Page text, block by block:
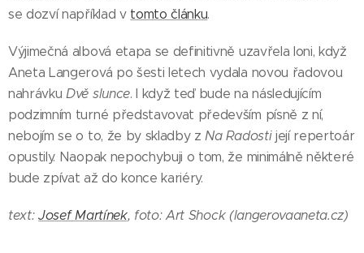
se dozví například v tomto článku.
Výjimečná albová etapa se definitivně uzavřela loni, když
Aneta Langerová po šesti letech vydala novou řadovou
nahrávkuDvě slunce. I když teď bude na následujícím
podzimním turné představovat především písně z ní,
nebojím se o to, že by skladby zNa Radostijejí repertoár
opustily. Naopak nepochybuji o tom, že minimálně některé
bude zpívat až do konce kariéry.
text:Josef Martínek, foto: Art Shock (langerovaaneta.cz)